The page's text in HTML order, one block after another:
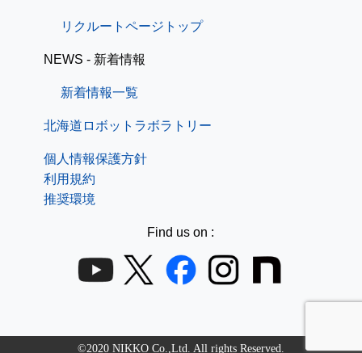
リクルートページトップ
NEWS - 新着情報
新着情報一覧
北海道ロボットラボラトリー
個人情報保護方針
利用規約
推奨環境
Find us on :
©2020 NIKKO Co.,Ltd. All rights Reserved.